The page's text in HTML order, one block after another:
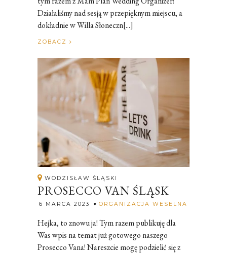
Działaliśmy nad sesją w przepięknym miejscu, a
dokładnie w Willa Słoneczn[...]
ZOBACZ
WODZISŁAW ŚLĄSKI
PROSECCO VAN ŚLĄSK
6 MARCA 2023 ORGANIZACJA WESELNA
Hejka, to znowu ja! Tym razem publikuję dla
Was wpis na temat już gotowego naszego
Prosecco Vana! Nareszcie mogę podzielić się z